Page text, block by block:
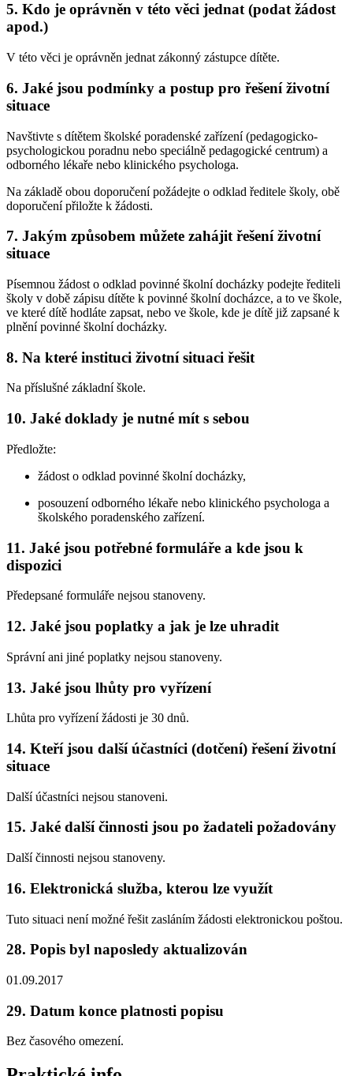
5. Kdo je oprávněn v této věci jednat (podat žádost
apod.)
V této věci je oprávněn jednat zákonný zástupce dítěte.
6. Jaké jsou podmínky a postup pro řešení životní
situace
Navštivte s dítětem školské poradenské zařízení (pedagogicko-
psychologickou poradnu nebo speciálně pedagogické centrum) a
odborného lékaře nebo klinického psychologa.
Na základě obou doporučení požádejte o odklad ředitele školy, obě
doporučení přiložte k žádosti.
7. Jakým způsobem můžete zahájit řešení životní
situace
Písemnou žádost o odklad povinné školní docházky podejte řediteli
školy v době zápisu dítěte k povinné školní docházce, a to ve škole,
ve které dítě hodláte zapsat, nebo ve škole, kde je dítě již zapsané k
plnění povinné školní docházky.
8. Na které instituci životní situaci řešit
Na příslušné základní škole.
10. Jaké doklady je nutné mít s sebou
Předložte:
žádost o odklad povinné školní docházky,
posouzení odborného lékaře nebo klinického psychologa a
školského poradenského zařízení.
11. Jaké jsou potřebné formuláře a kde jsou k
dispozici
Předepsané formuláře nejsou stanoveny.
12. Jaké jsou poplatky a jak je lze uhradit
Správní ani jiné poplatky nejsou stanoveny.
13. Jaké jsou lhůty pro vyřízení
Lhůta pro vyřízení žádosti je 30 dnů.
14. Kteří jsou další účastníci (dotčení) řešení životní
situace
Další účastníci nejsou stanoveni.
15. Jaké další činnosti jsou po žadateli požadovány
Další činnosti nejsou stanoveny.
16. Elektronická služba, kterou lze využít
Tuto situaci není možné řešit zasláním žádosti elektronickou poštou.
28. Popis byl naposledy aktualizován
01.09.2017
29. Datum konce platnosti popisu
Bez časového omezení.